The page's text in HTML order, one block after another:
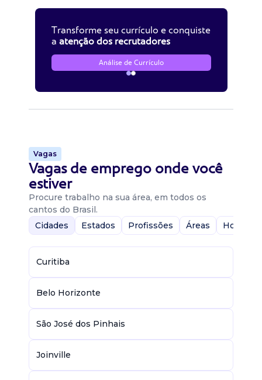
Transforme seu currículo e conquiste
a atenção dos recrutadores
Análise de Currículo
Vagas
Vagas de emprego onde você
estiver
Procure trabalho na sua área, em todos os
cantos do Brasil.
Cidades
Estados Profissões Áreas Home-
Curitiba
Belo Horizonte
São José dos Pinhais
Joinville